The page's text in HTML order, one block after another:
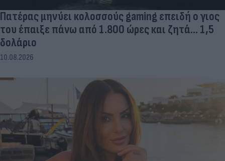
Πατέρας μηνύει κολοσσούς gaming επειδή ο γιος
του έπαιξε πάνω από 1.800 ώρες και ζητά... 1,5
δολάριο
10.08.2026